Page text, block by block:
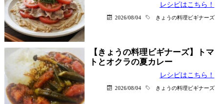
レシピはこちら！
2026/08/04 きょうの料理ビギナーズ
【きょうの料理ビギナーズ】トマ
トとオクラの夏カレー
レシピはこちら！
2026/08/04 きょうの料理ビギナーズ